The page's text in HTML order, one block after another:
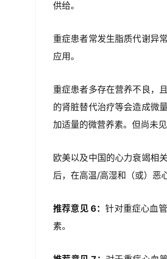
供给。
重症患者常发生脂质代谢异
应用。
重症患者多存在营养不良，
的肾脏替代治疗等会造成微
加适量的微营养素。但尚未
欧美以及中国的心力衰竭相
后，在高温/高湿和（或）恶
推荐意见 6：针对重症心血
素。